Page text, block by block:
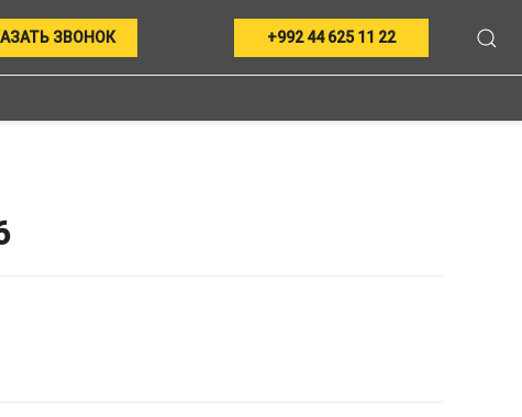
ЗВОНОК +992 44 625 11 22